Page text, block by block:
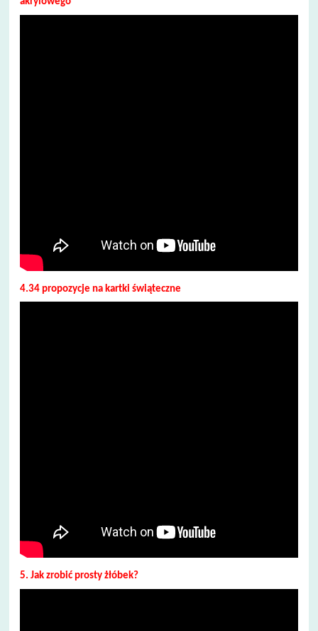
4.34 propozycje na kartki świąteczne
5. Jak zrobić prosty żłóbek?